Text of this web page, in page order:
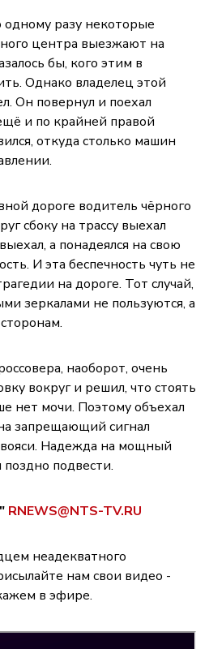
разу некоторые
центра выезжают на
бы, кого этим в
Однако владелец этой
Он повернул и поехал
и по крайней правой
откуда столько машин
дороге водитель чёрного
сбоку на трассу выехал
а понадеялся на свою
И эта беспечность чуть не
на дороге. Тот случай,
зеркалами не пользуются, а
наоборот, очень
вокруг и решил, что стоять
нет мочи. Поэтому объехал
запрещающий сигнал
Надежда на мощный
подвести.
RNEWS@NTS-TV.RU
неадекватного
нам свои видео -
в эфире.